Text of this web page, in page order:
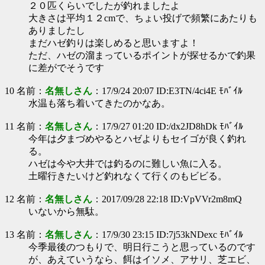
２０匹くらいでしたが釣れましたよ
大きさは平均１２cmで、ちょい投げで頻繁にあたりも
ありましたし
まだハゼ釣りは楽しめると思いますよ！
ただ、ハゼの溜まっているポイントが探せるかで釣果
に差がでそうです
10 名前： 名無しさん ：17/9/24 20:07 ID:E3TN/4ci4E ﾓﾊﾞｲﾙ
水温も落ち着いてきたのかなあ。
11 名前： 名無しさん ：17/9/27 01:20 ID:/dx2JD8hDk ﾓﾊﾞｲﾙ
今年は夕まづめやるとハゼよりもセイゴが良く釣れ
る。
ハゼは今や大井では釣るのに難しい魚に入る。
土曜行きたいけど釣れなくて行くのもビビる。
12 名前： 名無しさん ：2017/09/28 22:18 ID:VpVVr2m8mQ
いないから無駄。
13 名前： 名無しさん ：17/9/30 23:15 ID:7j53kNDexc ﾓﾊﾞｲﾙ
今季最後のつもりで、明日行こうと思っているのです
が、あえていうなら、餌はイソメ、アサリ、芝エビ、